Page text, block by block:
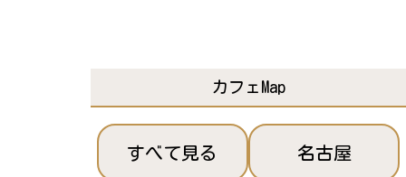
カフェMap
すべて見る 名古屋